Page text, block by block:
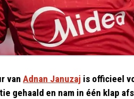
van Adnan Januzaj is officieel
gehaald en nam in één klap